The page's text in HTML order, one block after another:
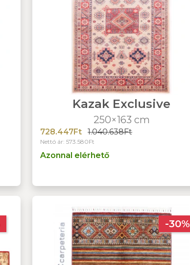
Kazak Exclusive
250×163 cm
728.447Ft 1.040.638Ft
Nettó ár: 573.580Ft
Azonnal elérhető
-30%